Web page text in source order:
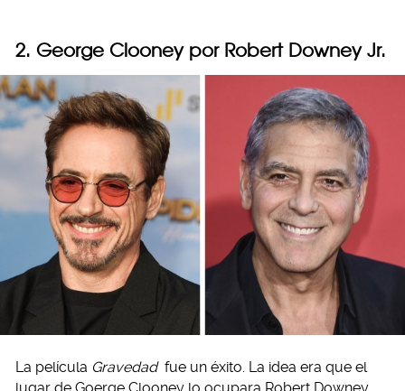
2. George Clooney por Robert Downey Jr.
La película Gravedad fue un éxito. La idea era que el